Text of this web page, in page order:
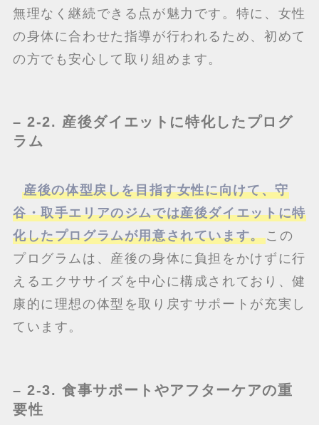
無理なく継続できる点が魅力です。特に、女性
の身体に合わせた指導が行われるため、初めて
の方でも安心して取り組めます。
– 2-2. 産後ダイエットに特化したプログ
ラム
産後の体型戻しを目指す女性に向けて、守
谷・取手エリアのジムでは産後ダイエットに特
化したプログラムが用意されています。この
プログラムは、産後の身体に負担をかけずに行
えるエクササイズを中心に構成されており、健
康的に理想の体型を取り戻すサポートが充実し
ています。
– 2-3. 食事サポートやアフターケアの重
要性